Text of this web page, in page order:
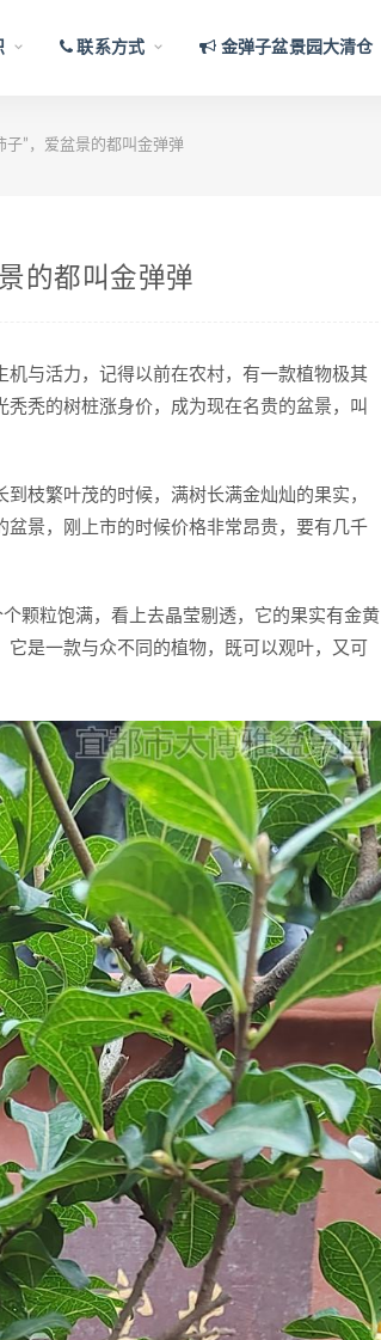
联系方式 金弹子盆景园大清仓
子”，爱盆景的都叫金弹弹
的都叫金弹弹
与活力，记得以前在农村，有一款植物极其
秃的树桩涨身价，成为现在名贵的盆景，叫
枝繁叶茂的时候，满树长满金灿灿的果实，
景，刚上市的时候价格非常昂贵，要有几千
颗粒饱满，看上去晶莹剔透，它的果实有金黄
是一款与众不同的植物，既可以观叶，又可